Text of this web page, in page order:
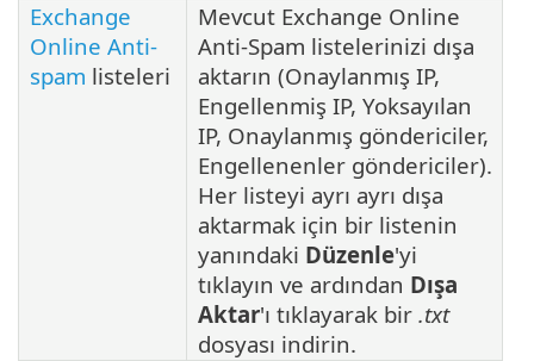
Exchange
Online Anti-
spam listeleri
Mevcut Exchange Online
Anti-Spam listelerinizi dışa
aktarın (Onaylanmış IP,
Engellenmiş IP, Yoksayılan
IP, Onaylanmış göndericiler,
Engellenenler göndericiler).
Her listeyi ayrı ayrı dışa
aktarmak için bir listenin
yanındaki Düzenle'yi
tıklayın ve ardından Dışa
Aktar'ı tıklayarak bir .txt
dosyası indirin.